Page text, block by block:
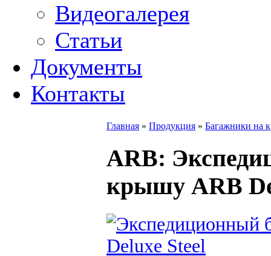
Видеогалерея
Статьи
Документы
Контакты
Главная » Продукция » Багажники на
ARB:
крышу ARB